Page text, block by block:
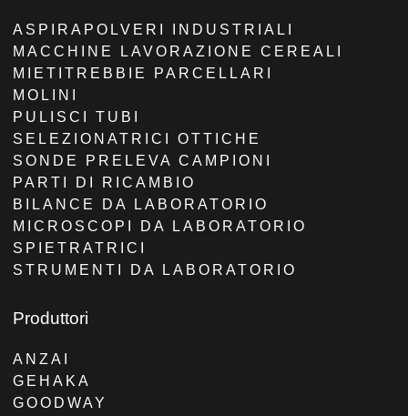
ASPIRAPOLVERI INDUSTRIALI
MACCHINE LAVORAZIONE CEREALI
MIETITREBBIE PARCELLARI
MOLINI
PULISCI TUBI
SELEZIONATRICI OTTICHE
SONDE PRELEVA CAMPIONI
PARTI DI RICAMBIO
BILANCE DA LABORATORIO
MICROSCOPI DA LABORATORIO
SPIETRATRICI
STRUMENTI DA LABORATORIO
Produttori
ANZAI
GEHAKA
GOODWAY